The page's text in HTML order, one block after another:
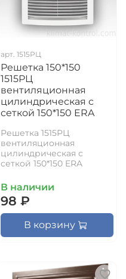
арт. 1515РЦ
Решетка 150*150
1515РЦ
вентиляционная
цилиндрическая с
сеткой 150*150 ERA
Решетка 1515РЦ
вентиляционная
цилиндрическая с
сеткой 150*150 ERA
В наличии
98 ₽
В корзину